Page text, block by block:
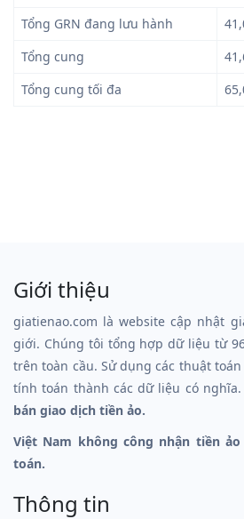
Tổng GRN đang lưu hành
Tổng cung
Tổng cung tối đa
Giới thiệu
giatienao.com là website cập nhật
giới. Chúng tôi tổng hợp dữ liệu từ
trên toàn cầu. Sử dụng các thuật
tính toán thành các dữ liệu có
bán giao dịch tiền ảo.
Việt Nam không công nhận tiền
toán.
Thông tin